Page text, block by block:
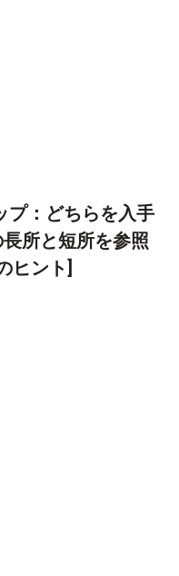
プ：どちらを入手
所と短所を参照
ヒント]